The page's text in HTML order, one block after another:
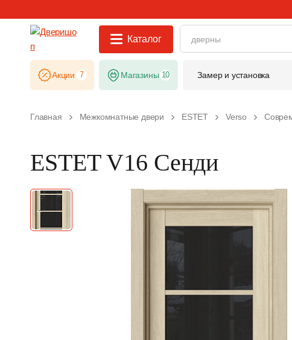
Каталог
Акции 7 Магазины 10 Замер и установка
Главная Межкомнатные двери ESTET Verso
ESTET V16 Сенди